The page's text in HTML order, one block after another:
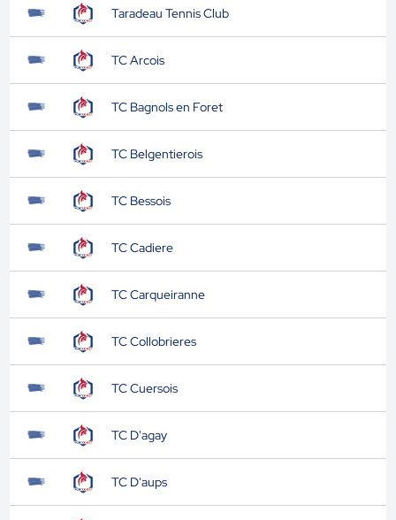
Taradeau Tennis Club
TC Arcois
TC Bagnols en Foret
TC Belgentierois
TC Bessois
TC Cadiere
TC Carqueiranne
TC Collobrieres
TC Cuersois
TC D'agay
TC D'aups